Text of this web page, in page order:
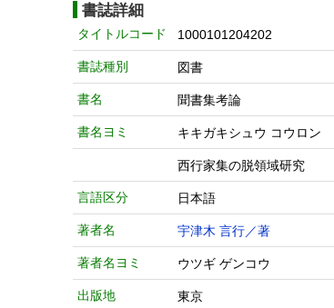
書誌詳細
タイトルコード 1000101204202
書誌種別 図書
書名 聞書集考論
書名ヨミ キキガキシュウ コウロン
西行家集の脱領域研究
言語区分 日本語
著者名 宇津木 言行／著
著者名ヨミ ウツギ ゲンコウ
出版地 東京